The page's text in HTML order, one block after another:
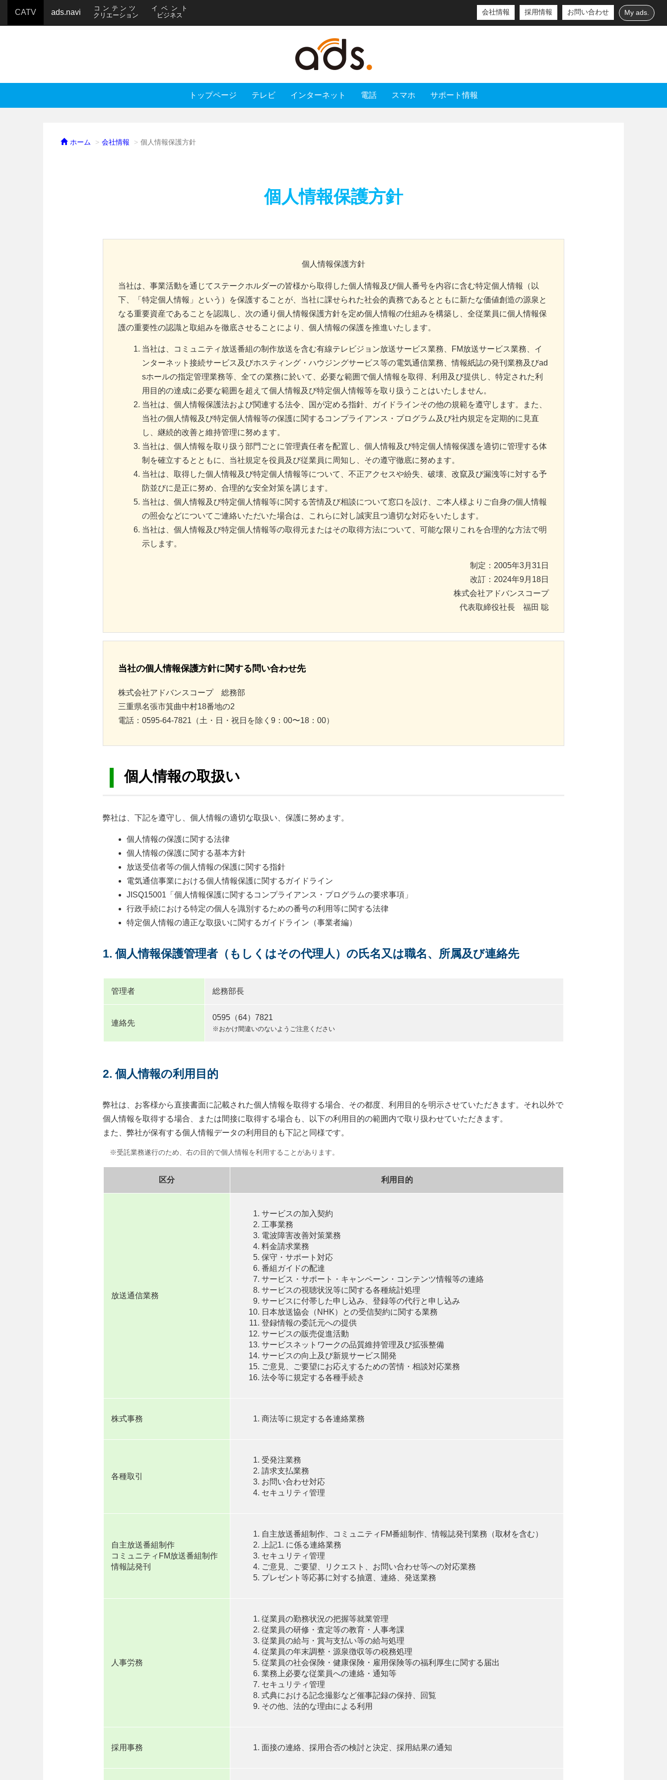
CATV ads.navi
コンテンツ
クリエーション
イベント
ビジネス
会社情報 採用情報 お問い合わせ My ads.
トップページ テレビ インターネット 電話 スマホ サポート情報
ホーム 会社情報 個人情報保護方針
個人情報保護方針
個人情報保護方針
当社は、事業活動を通じてステークホルダーの皆様から取得した個人情報及び個人番号を内容に含む特定個人情報（以
下、「特定個人情報」という）を保護することが、当社に課せられた社会的責務であるとともに新たな価値創造の源泉と
なる重要資産であることを認識し、次の通り個人情報保護方針を定め個人情報の仕組みを構築し、全従業員に個人情報保
護の重要性の認識と取組みを徹底させることにより、個人情報の保護を推進いたします。
当社は、コミュニティ放送番組の制作放送を含む有線テレビジョン放送サービス業務、FM放送サービス業務、イ
ンターネット接続サービス及びホスティング・ハウジングサービス等の電気通信業務、情報紙誌の発刊業務及びad
sホールの指定管理業務等、全ての業務に於いて、必要な範囲で個人情報を取得、利用及び提供し、特定された利
用目的の達成に必要な範囲を超えて個人情報及び特定個人情報等を取り扱うことはいたしません。
当社は、個人情報保護法および関連する法令、国が定める指針、ガイドラインその他の規範を遵守します。また、
当社の個人情報及び特定個人情報等の保護に関するコンプライアンス・プログラム及び社内規定を定期的に見直
し、継続的改善と維持管理に努めます。
当社は、個人情報を取り扱う部門ごとに管理責任者を配置し、個人情報及び特定個人情報保護を適切に管理する体
制を確立するとともに、当社規定を役員及び従業員に周知し、その遵守徹底に努めます。
当社は、取得した個人情報及び特定個人情報等について、不正アクセスや紛失、破壊、改竄及び漏洩等に対する予
防並びに是正に努め、合理的な安全対策を講じます。
当社は、個人情報及び特定個人情報等に関する苦情及び相談について窓口を設け、ご本人様よりご自身の個人情報
の照会などについてご連絡いただいた場合は、これらに対し誠実且つ適切な対応をいたします。
当社は、個人情報及び特定個人情報等の取得元またはその取得方法について、可能な限りこれを合理的な方法で明
示します。
制定：2005年3月31日
改訂：2024年9月18日
株式会社アドバンスコープ
代表取締役社長 福田 聡
当社の個人情報保護方針に関する問い合わせ先
株式会社アドバンスコープ 総務部
三重県名張市箕曲中村18番地の2
電話：0595-64-7821（土・日・祝日を除く9：00〜18：00）
個人情報の取扱い
弊社は、下記を遵守し、個人情報の適切な取扱い、保護に努めます。
個人情報の保護に関する法律
個人情報の保護に関する基本方針
放送受信者等の個人情報の保護に関する指針
電気通信事業における個人情報保護に関するガイドライン
JISQ15001「個人情報保護に関するコンプライアンス・プログラムの要求事項」
行政手続における特定の個人を識別するための番号の利用等に関する法律
特定個人情報の適正な取扱いに関するガイドライン（事業者編）
1. 個人情報保護管理者（もしくはその代理人）の氏名又は職名、所属及び連絡先
管理者 総務部長
連絡先
0595（64）7821
※おかけ間違いのないようご注意ください
2. 個人情報の利用目的
弊社は、お客様から直接書面に記載された個人情報を取得する場合、その都度、利用目的を明示させていただきます。それ以外で
個人情報を取得する場合、または間接に取得する場合も、以下の利用目的の範囲内で取り扱わせていただきます。
また、弊社が保有する個人情報データの利用目的も下記と同様です。
※受託業務遂行のため、右の目的で個人情報を利用することがあります。
区分 利用目的
放送通信業務
サービスの加入契約
工事業務
電波障害改善対策業務
料金請求業務
保守・サポート対応
番組ガイドの配達
サービス・サポート・キャンペーン・コンテンツ情報等の連絡
サービスの視聴状況等に関する各種統計処理
サービスに付帯した申し込み、登録等の代行と申し込み
日本放送協会（NHK）との受信契約に関する業務
登録情報の委託元への提供
サービスの販売促進活動
サービスネットワークの品質維持管理及び拡張整備
サービスの向上及び新規サービス開発
ご意見、ご要望にお応えするための苦情・相談対応業務
法令等に規定する各種手続き
株式事務 商法等に規定する各連絡業務
各種取引
受発注業務
請求支払業務
お問い合わせ対応
セキュリティ管理
自主放送番組制作
コミュニティFM放送番組制作
情報誌発刊
自主放送番組制作、コミュニティFM番組制作、情報誌発刊業務（取材を含む）
上記1. に係る連絡業務
セキュリティ管理
ご意見、ご要望、リクエスト、お問い合わせ等への対応業務
プレゼント等応募に対する抽選、連絡、発送業務
人事労務
従業員の勤務状況の把握等就業管理
従業員の研修・査定等の教育・人事考課
従業員の給与・賞与支払い等の給与処理
従業員の年末調整・源泉徴収等の税務処理
従業員の社会保険・健康保険・雇用保険等の福利厚生に関する届出
業務上必要な従業員への連絡・通知等
セキュリティ管理
式典における記念撮影など催事記録の保持、回覧
その他、法的な理由による利用
採用事務 面接の連絡、採用合否の検討と決定、採用結果の通知